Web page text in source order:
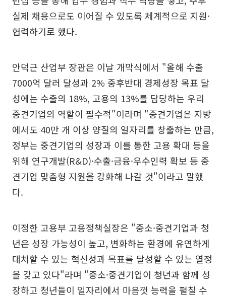
실제 채용으로도 이어질 수 있도록 체계적으로 지원·
협력하기로 했다.
안덕근 산업부 장관은 이날 개막식에서 "올해 수출
7000억 달러 달성과 2% 중후반대 경제성장 목표 달
성에는 수출의 18%, 고용의 13%를 담당하는 우리
중견기업의 역할이 필수적"이라며 "중견기업은 지방
에서도 40만 개 이상 양질의 일자리를 창출하는 만큼,
정부는 중견기업의 성장과 이를 통한 고용 확대 등을
위해 연구개발(R&D)·수출·금융·우수인력 확보 등 중
견기업 맞춤형 지원을 강화해 나갈 것"이라고 말했
다.
이정한 고용부 고용정책실장은 "중소·중견기업과 청
년은 성장 가능성이 높고, 변화하는 환경에 유연하게
대처할 수 있는 혁신성과 목표를 달성할 수 있는 열정
을 갖고 있다"라며 "중소·중견기업이 청년과 함께 성
장하고 청년들이 일자리에서 마음껏 능력을 펼칠 수